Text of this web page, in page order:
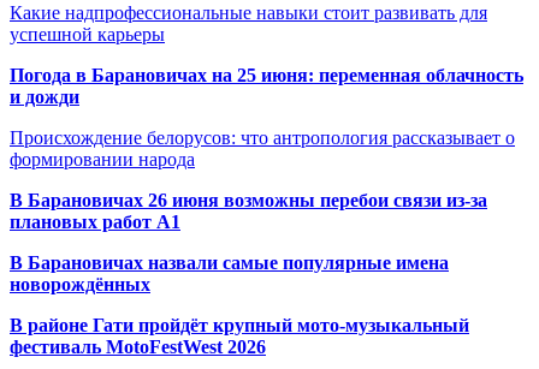
Какие надпрофессиональные навыки стоит развивать для
успешной карьеры
Погода в Барановичах на 25 июня: переменная облачность
и дожди
Происхождение белорусов: что антропология рассказывает о
формировании народа
В Барановичах 26 июня возможны перебои связи из-за
плановых работ A1
В Барановичах назвали самые популярные имена
новорождённых
В районе Гати пройдёт крупный мото-музыкальный
фестиваль MotoFestWest 2026